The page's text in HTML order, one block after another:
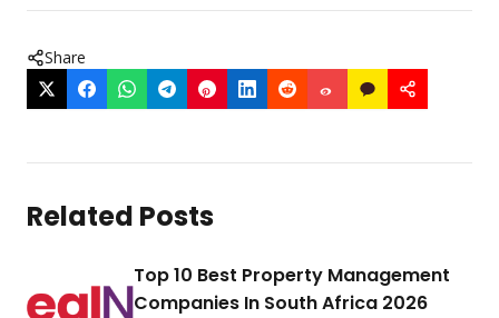
Share
Related Posts
Top 10 Best Property Management
Companies In South Africa 2026